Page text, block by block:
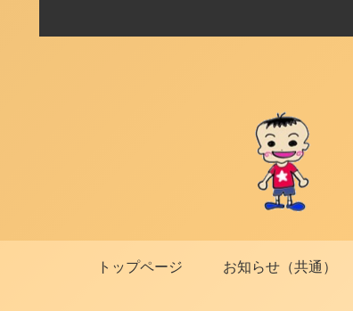
トップページ お知らせ（共通）